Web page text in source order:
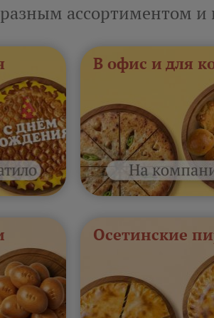
ассортиментом
В офис и для
Осетинские